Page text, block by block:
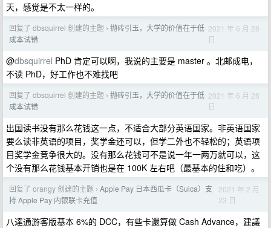
天，感觉是不太一样的。
回复了 dbsquirrel 创建的主题 › 抛砖引玉，大学的价值在于低
成本试错
2021 年 6 月 28
日
@dbsquirrel PhD 肯定可以啊，我说的主要是 master 。北邮成电，
不读 PhD，好工作也不难找吧
回复了 dbsquirrel 创建的主题 › 抛砖引玉，大学的价值在于低
成本试错
2021 年 6 月 28
日
出国读书没有那么花钱这一点，不适合大部分英语国家。非英语国家
要么读非英语的项目，奖学金还可以，但学二外也不轻松的；英语项
目奖学金竞争很大的。没有那么花钱可不是说一年一两万就可以，这
个没有那么花钱基本开销也是在 100K 左右吧（最基本的住和吃）。
回复了 orangy 创建的主题 › Apple Pay 日本西瓜卡（Suica）支
持 Apple Pay 内银联卡充值
2021 年 2 月
23 日
八達通游客版基本 6%的 DCC，有些卡還算做 Cash Advance，建議